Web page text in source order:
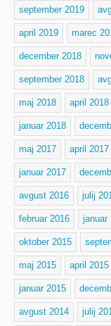
september 2019
april 2019 marec
december 2018
september 2018
maj 2018 april 2018
januar 2018
maj 2017 april 2017
januar 2017
avgust 2016 julij
februar 2016 januar
oktober 2015
maj 2015 april 2015
januar 2015
avgust 2014 julij